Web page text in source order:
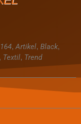
164, Artikel, Black,
, Textil, Trend